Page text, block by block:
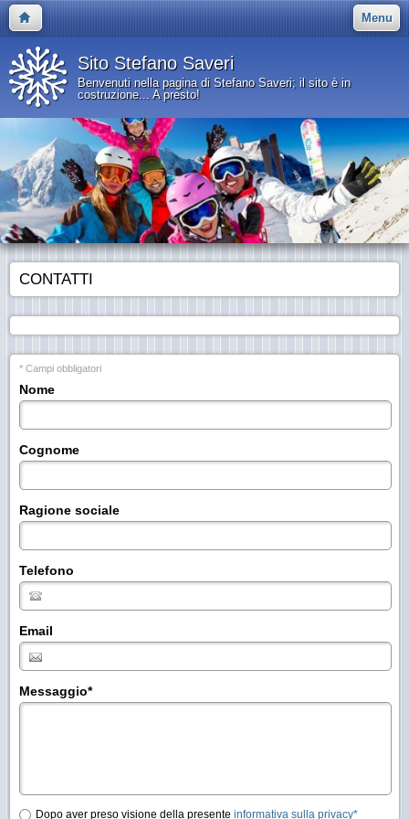
Menu
Sito Stefano Saveri
Benvenuti nella pagina di Stefano Saveri; il sito è in
costruzione... A presto!
CONTATTI
* Campi obbligatori
Nome
Cognome
Ragione sociale
Telefono
Email
Messaggio*
Dopo aver preso visione della presente informativa sulla privacy*